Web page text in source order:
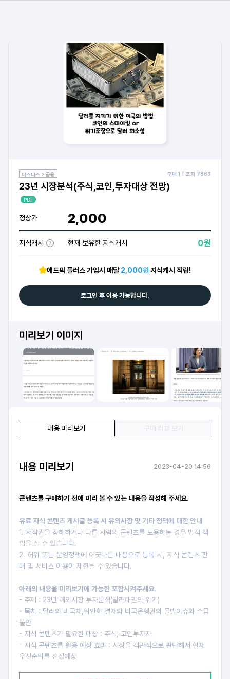
비즈니스 > 금융 구매 1 | 조회 7863
23년 시장분석(주식,코인,투자대상 전망)
PDF
정상가 2,000
지식캐시 현재 보유한 지식캐시 0원
애드픽 플러스 가입시 매달2,000원 지식캐시 적립!
로그인 후 이용 가능합니다.
내용 미리보기
내용 미리보기 2023-04-20 14:56
콘텐츠를 구매하기 전에 미리 볼 수 있는 내용을 작성해 주세요.
유료 지식 콘텐츠 게시글 등록 시 유의사항 및 기타 정책에 대한 안내
1. 저작권을 침해하거나 다른 사람의 콘텐츠를 도용하는 경우 법적 책
임을 질 수 있습니다.
2. 허위 또는 운영정책에 어긋나는 내용으로 등록 시, 지식 콘텐츠 판
매 및 서비스 이용이 제한될 수 있습니다.
아래의 내용을 미리보기에 가능한 포함시켜주세요.
- 주제 : 23년 해외시장 투자분석(달러패권의 위기)
- 목차 : 달러와 미국채,위안화 결재와 미국은행권의 돌발이슈와 수급
불안
- 지식 콘텐츠가 필요한 대상 : 주식, 코인투자자
- 지식 콘텐츠를 활용 예상 효과 : 시장을 객관적으로 판단해서 현재
우선순위를 선정예상
미리보기 이미지